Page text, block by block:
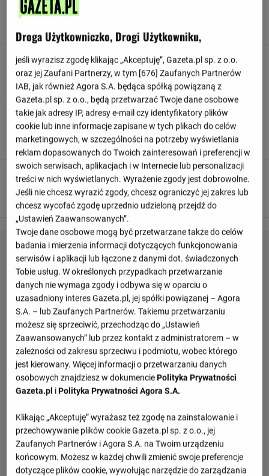
+ 2'
90+ 1'
Bramkarz wybija dla drużyny Mołdawia
+ 1'
Norwegia próbuja stworzyć jakąś akcję.
90+ 1'
Maxim Cojocaru skutecznie blokuje strzał.
Droga Użytkowniczko, Drogi Użytkowniku,
jeśli wyrazisz zgodę klikając „Akceptuję”, Gazeta.pl sp. z o.o.
oraz jej Zaufani Partnerzy, w tym [676] Zaufanych Partnerów
IAB, jak również Agora S.A. będąca spółką powiązaną z
Gazeta.pl sp. z o.o., będą przetwarzać Twoje dane osobowe
takie jak adresy IP, adresy e-mail czy identyfikatory plików
cookie lub inne informacje zapisane w tych plikach do celów
marketingowych, w szczególności na potrzeby wyświetlania
reklam dopasowanych do Twoich zainteresowań i preferencji w
swoich serwisach, aplikacjach i w Internecie lub personalizacji
treści w nich wyświetlanych. Wyrażenie zgody jest dobrowolne.
Jeśli nie chcesz wyrazić zgody, chcesz ograniczyć jej zakres lub
chcesz wycofać zgodę uprzednio udzieloną przejdź do
„Ustawień Zaawansowanych”.
Twoje dane osobowe mogą być przetwarzane także do celów
badania i mierzenia informacji dotyczących funkcjonowania
serwisów i aplikacji lub łączone z danymi dot. świadczonych
Tobie usług. W określonych przypadkach przetwarzanie
danych nie wymaga zgody i odbywa się w oparciu o
uzasadniony interes Gazeta.pl, jej spółki powiązanej – Agora
S.A. – lub Zaufanych Partnerów. Takiemu przetwarzaniu
możesz się sprzeciwić, przechodząc do „Ustawień
Zaawansowanych” lub przez kontakt z administratorem – w
zależności od zakresu sprzeciwu i podmiotu, wobec którego
jest kierowany. Więcej informacji o przetwarzaniu danych
osobowych znajdziesz w dokumencie Polityka Prywatności
Gazeta.pl i Polityka Prywatności Agora S.A.
Klikając „Akceptuję” wyrażasz też zgodę na zainstalowanie i
przechowywanie plików cookie Gazeta.pl sp. z o.o., jej
Zaufanych Partnerów i Agora S.A. na Twoim urządzeniu
końcowym. Możesz w każdej chwili zmienić swoje preferencje
dotyczące plików cookie, wywołując narzędzie do zarządzania